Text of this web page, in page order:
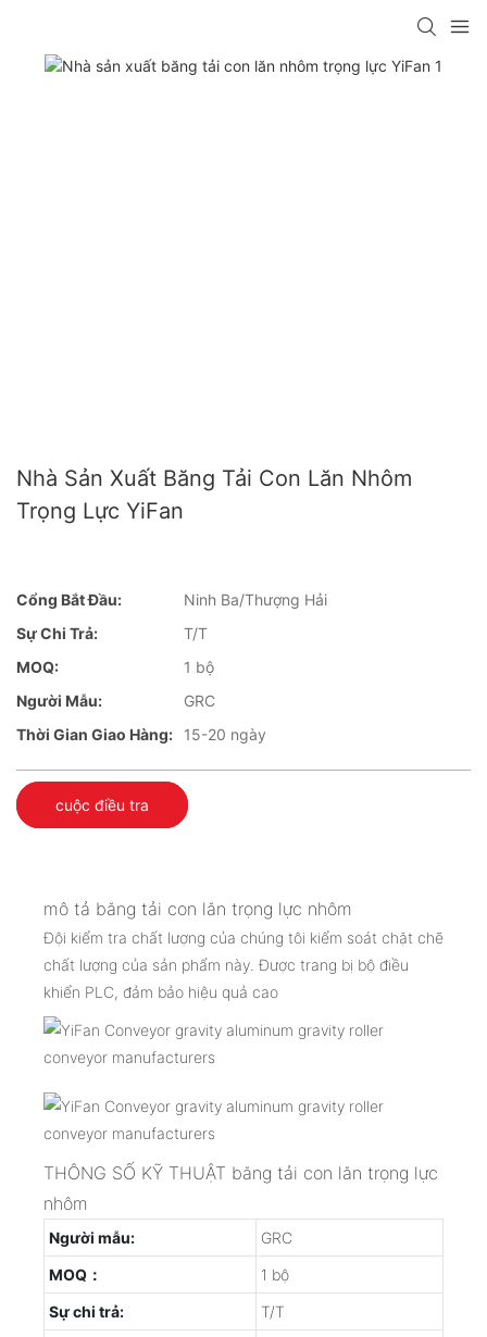
Nhà Sản Xuất Băng Tải Con Lăn Nhôm
Trọng Lực YiFan
Cổng Bắt Đầu:
Ninh Ba/Thượng Hải
Sự Chi Trả:
T/T
MOQ:
1 bộ
Người Mẫu:
GRC
Thời Gian Giao Hàng:
15-20 ngày
cuộc điều tra
mô tả băng tải con lăn trọng lực nhôm
Đội kiểm tra chất lượng của chúng tôi kiểm soát chặt chẽ
chất lượng của sản phẩm này. Được trang bị bộ điều
khiển PLC, đảm bảo hiệu quả cao
THÔNG SỐ KỸ THUẬT băng tải con lăn trọng lực
nhôm
Người mẫu:
GRC
MOQ：
1 bộ
Sự chi trả:
T/T